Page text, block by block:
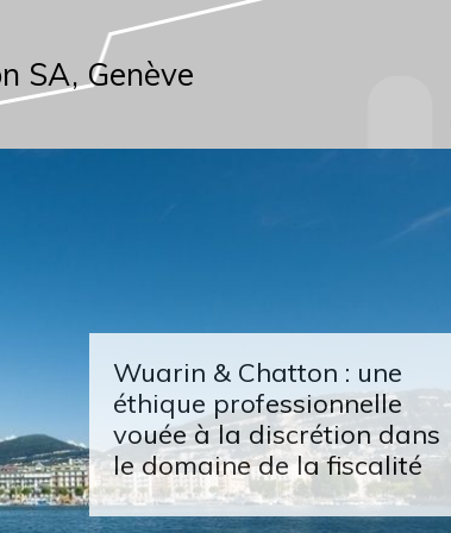
SA, Genève
Wuarin & Chatton : une
éthique professionnelle
vouée à la discrétion dans
le domaine de la fiscalité